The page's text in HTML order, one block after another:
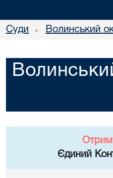
Суди • Волинський
Єдиний